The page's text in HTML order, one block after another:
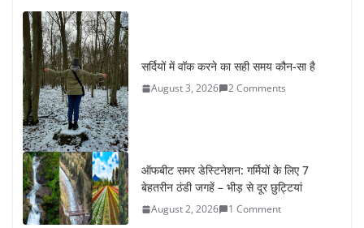
August 3, 2026 2 Comments
बेहतरीन ठंडी जगहें – भीड़ से दूर छुट्टियां
August 2, 2026 1 Comment